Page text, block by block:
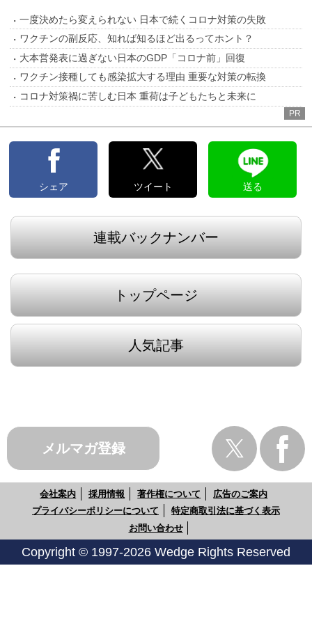
一度決めたら変えられない 日本で続くコロナ対策の失敗
ワクチンの副反応、知れば知るほど出るってホント？
大本営発表に過ぎない日本のGDP「コロナ前」回復
ワクチン接種しても感染拡大する理由 重要な対策の転換
コロナ対策禍に苦しむ日本 重荷は子どもたちと未来に
PR
シェア ツイート 送る
連載バックナンバー
トップページ
人気記事
メルマガ登録
会社案内 採用情報 著作権について
広告のご案内
プライバシーポリシーについて
特定商取引法に基づく表示
お問い合わせ
Copyright © 1997-2026 Wedge Rights Reserved